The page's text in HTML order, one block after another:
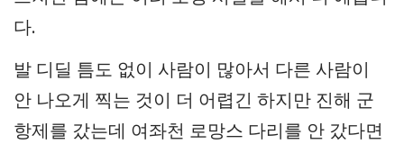
다.
발 디딜 틈도 없이 사람이 많아서 다른 사람이
안 나오게 찍는 것이 더 어렵긴 하지만 진해 군
항제를 갔는데 여좌천 로망스 다리를 안 갔다면